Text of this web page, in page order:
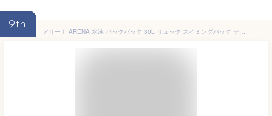
9th
アリーナ ARENA 水泳 バックパック 30L リュック スイミングバッグ デイバッグ スポーツバッグ AS5SBP10U